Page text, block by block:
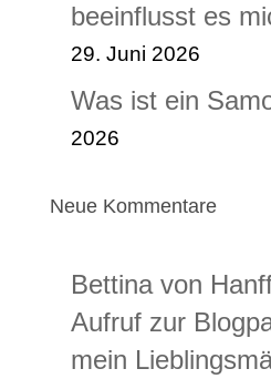
beeinflusst es
29. Juni 2026
Was ist ein
2026
Neue Kommentare
Bettina von
Aufruf zur
mein